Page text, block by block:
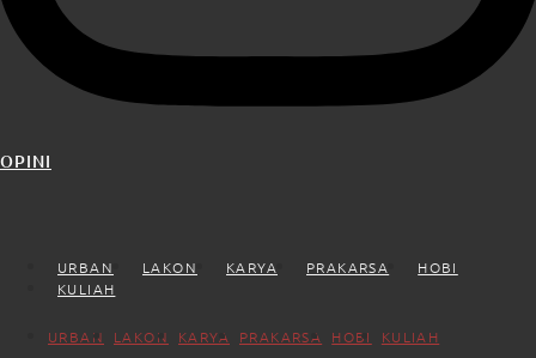
OPINI
URBAN LAKON KARYA PRAKARSA
HOBI
KULIAH
URBAN LAKON KARYA PRAKARSA HOBI KULIAH